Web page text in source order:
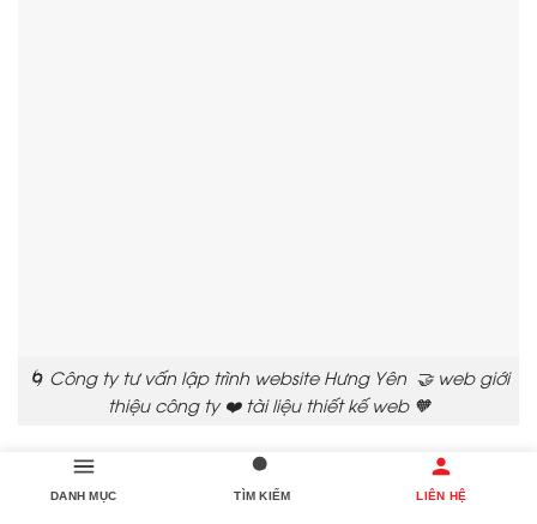
🌀 Công ty tư vấn lập trình website Hưng Yên 🤝 web giới
thiệu công ty ❤️ tài liệu thiết kế web 🧡
DANH MỤC TÌM KIẾM LIÊN HỆ